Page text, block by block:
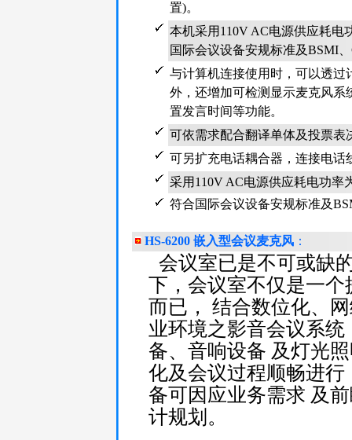
置)。
本机采用110V AC电源供应耗电
国际会议设备安规标准及BSMI
与计算机连接使用时，可以透过
外，还增加可检测显示麦克风系
置发言时间等功能。
可依需求配合翻译单体及投票表
可另扩充电话耦合器，连接电话
采用110V AC电源供应耗电功率
符合国际会议设备安规标准及
HS-6200 嵌入型会议麦克风 ：
会议室已是不可或缺
下，会议室不仅是一
而已， 结合数位化、
业环境之影音会议系
备、音响设备 及灯光
化及会议过程顺畅进
备可因应业务需求 及
计规划。